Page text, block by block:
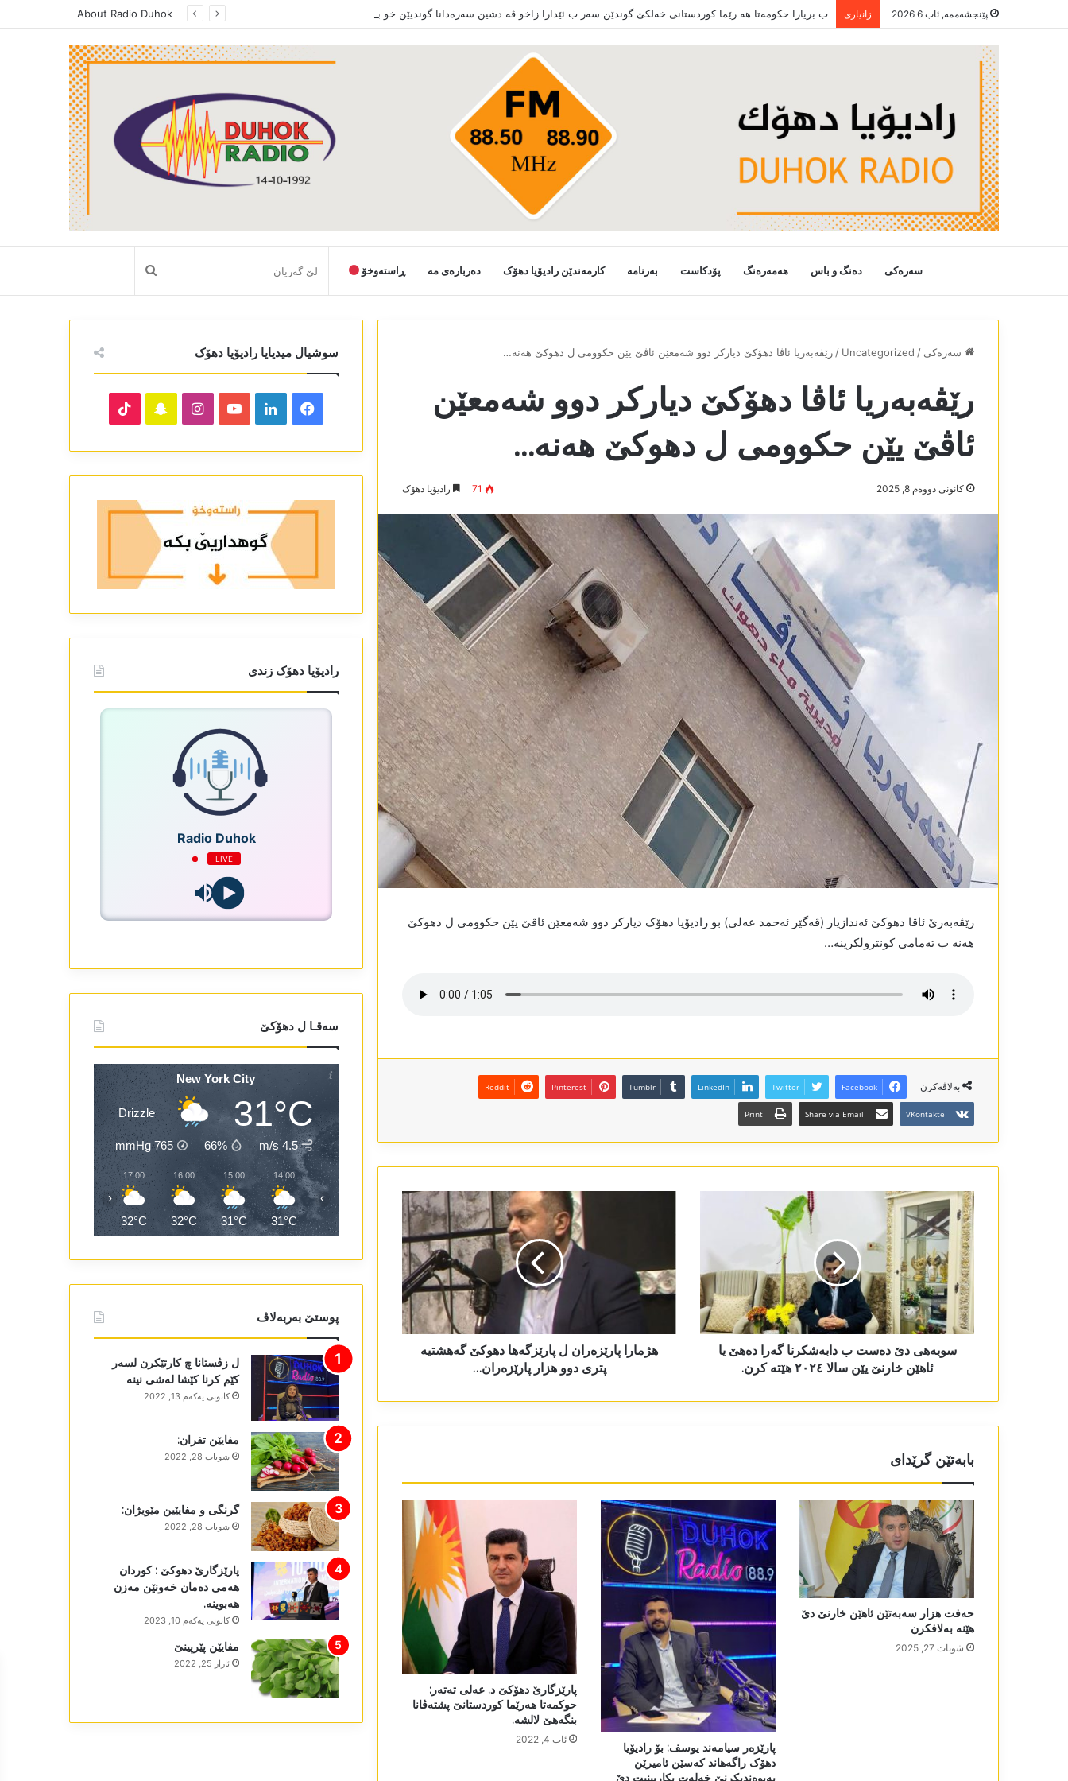
پێنجشەممە, ئاب 6 2026 زانیاری ب بریارا حکومەتا ھە رێما کوردستانی خەلکێ گوندێن سەر ب ئێدارا زاخو ڤە دشین سەرەدانا گوندیێن خو بکەن About Radio Duhok
سەرەکی دەنگ و باس هەمەرەنگ پۆدکاست بەرنامە کارمەندێن رادیۆیا دھۆک دەربارەی مە ڕاستەوخۆ لێ
گەریان
سەرەکی /
Uncategorized
/ رێڤەبەریا ئاڤا دھۆکێ دیارکر دوو شەمعێن ئاڤێ یێن حکوومی ل دھوکێ ھەنە…
رێڤەبەریا ئاڤا دھۆکێ دیارکر دوو شەمعێن
ئاڤێ یێن حکوومی ل دھوکێ ھەنە…
كانونی دووه‌م 8, 2025 71 رادیۆیا دھۆک
رێڤەبەرێ ئاڤا دھوکێ ئەندازیار (ڤەگێر ئەحمد عەلی) بو رادیۆیا دھۆک دیارکر دوو شەمعێن ئاڤێ یێن حکوومی ل دھوکێ
ھەنە ب تەمامی کونترولکرینە…
بەلاڤەکرن Facebook
Twitter
LinkedIn
Tumblr
Pinterest
Reddit
VKontakte
Share via Email
Print
سوبەھی دێ دەست ب دابەشکرنا گەرا دەھێ یا
ئاھێن خارنێ یێن سالا ٢٠٢٤ ھێتە کرن.
ھژمارا پارێزەران ل پارێزگەھا دھوکێ گەھشتیە
پتری دوو ھزار پارێزەران…
بابەتێن گرێدای
حەفت ھزار سەبەتێن ئاھێن خارنێ دێ
ھێنە بەلافکرن
شوبات 27, 2025
پارێزەر سیامەند یوسف: بۆ رادیۆیا
دھۆک راگەھاند کەسێن ئامیرێن
پەیوەندیکرنێ خەلەت بکاربینیت دێ
پارێزگارێ دھۆکێ د. عەلی تەتەر:
حوکمەتا ھەرێما کوردستانێ پشتەڤانا
بنگەھێ لالشە.
ئاب 4, 2022
سوشیال میدیایا رادیۆیا دھۆک
Facebook
LinkedIn
YouTube
Instagram
Snapchat
رادیۆیا دھۆک زندی
Radio Duhok
LIVE
سەقـا ل دھۆکێ
New York City
31°C
Drizzle
4.5 m/s
66%
765
mmHg
14:00
31°C
15:00
31°C
16:00
32°C
17:00
32°C
31°C
‹ ›
پوستێ بەربەلاڤ
ل زڤستانا چ کارتێکرن لسەر
کێم کرنا کێشا لەشی نینە
كانونی یه‌كه‌م 13, 2022
مفایێن تفران:
شوبات 28, 2022
گرنگی و مفایێین مێویژان:
شوبات 28, 2022
پارێزگارێ دھوکێ : کوردان
ھەمی دەمان خەونێن مەزن
ھەبوینە.
كانونی یه‌كه‌م 10, 2023
مفایێن پێرپینێ
ئازار 25, 2022